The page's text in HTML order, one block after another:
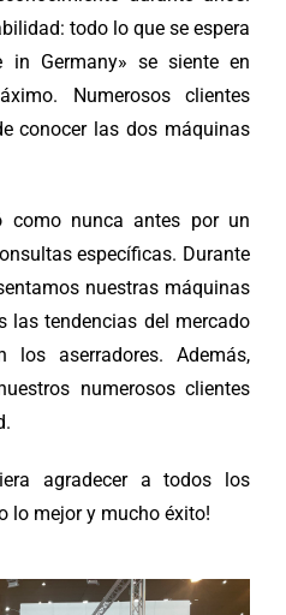
todo lo que se espera
in Germany» se siente en
Numerosos clientes
conocer las dos máquinas
como nunca antes por un
específicas. Durante
nuestras máquinas
las tendencias del mercado
aserradores. Además,
numerosos clientes
agradecer a todos los
lo mejor y mucho éxito!